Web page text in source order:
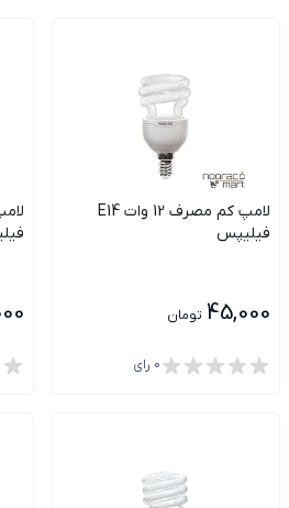
لامپ کم مصرف 12 وات E14
فیلیپس
45,000 تومان
0 رای